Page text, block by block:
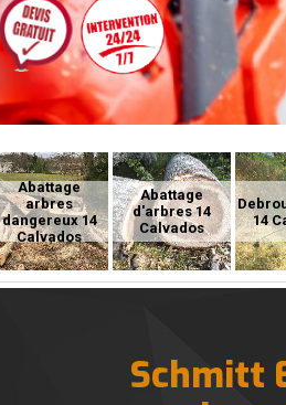
Abattage
arbres
dangereux 14
Calvados
Abattage
d'arbres 14
Calvados
14
Schmitt